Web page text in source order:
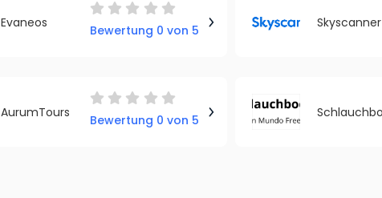
Evaneos
Bewertung 0 von 5
Skyscanner
AurumTours
Bewertung 0 von 5